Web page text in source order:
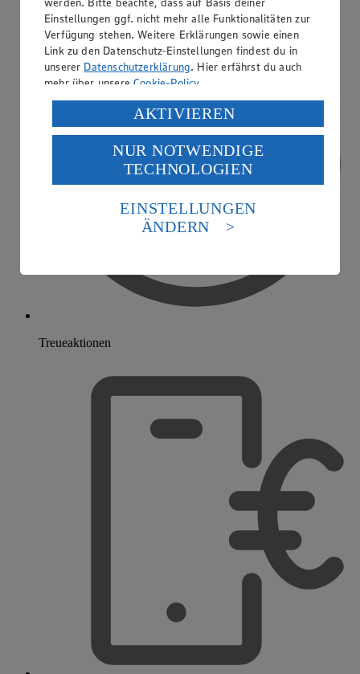
Treueaktionen
Einstellungen ggf. nicht mehr alle Funktionalitäten zur
Verfügung stehen. Weitere Erklärungen sowie einen
Link zu den Datenschutz-Einstellungen findest du in
unserer Datenschutzerklärung. Hier erfährst du auch
mehr über unsereCookie-Policy.
Verarbeitung deiner personenbezogenen Daten in den
USA durch Facebook und YouTube:
Wenn du auf „Aktivieren“ klickst, willigst du im Sinne
des Art. 49 Abs. 1 Satz 1 lit. a) DSGVO ein, dass deine
Daten in den USA verarbeitet werden. Der EuGH sieht
die USA als Land mit einem nach europäischen
Standards nicht angemessenen Datenschutzniveau an.
Es besteht das Risiko eines Zugriffs durch US-
Informationen zum Herausgeber der Seite findest du
AKTIVIEREN
NUR NOTWENDIGE
TECHNOLOGIEN
EINSTELLUNGEN
ÄNDERN